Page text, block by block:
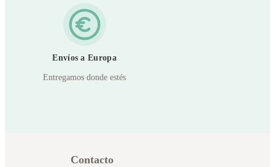
Envíos a Europa
Entregamos donde estés
Contacto